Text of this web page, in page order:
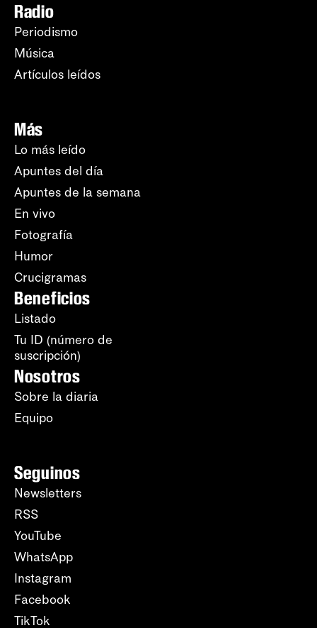
Radio
Periodismo
Música
Artículos leídos
Más
Lo más leído
Apuntes del día
Apuntes de la semana
En vivo
Fotografía
Humor
Crucigramas
Beneficios
Listado
Tu ID (número de
suscripción)
Nosotros
Sobre la diaria
Equipo
Seguinos
Newsletters
RSS
YouTube
WhatsApp
Instagram
Facebook
TikTok